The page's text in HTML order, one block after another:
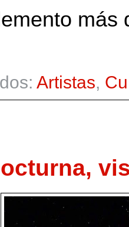
más
Artistas,